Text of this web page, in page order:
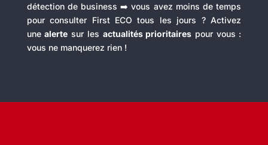
détection de business ➡️ vous avez moins de temps
pour consulter First ECO tous les jours ? Activez
unealerte sur les actualités prioritaires pour vous :
vous ne manquerez rien !